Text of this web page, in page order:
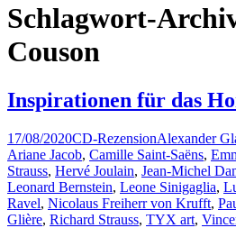
Schlagwort-
Couson
Inspirationen für das
17/08/2020CD-RezensionAlexander
Ariane Jacob, Camille Saint-Saëns,
Strauss, Hervé Joulain, Jean-Michel
Leonard Bernstein, Leone Sinigaglia,
Ravel, Nicolaus Freiherr von Krufft,
Glière, Richard Strauss, TYX art,